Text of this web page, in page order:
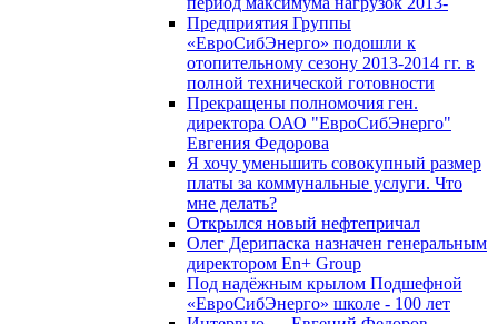
Предприятия Группы
«ЕвроСибЭнерго» подошли к
отопительному сезону 2013-2014 гг. в
полной технической готовности
Прекращены полномочия ген.
директора ОАО "ЕвроСибЭнерго"
Евгения Федорова
Я хочу уменьшить совокупный размер
платы за коммунальные услуги. Что
мне делать?
Открылся новый нефтепричал
Олег Дерипаска назначен генеральным
директором En+ Group
Под надёжным крылом Подшефной
«ЕвроСибЭнерго» школе - 100 лет